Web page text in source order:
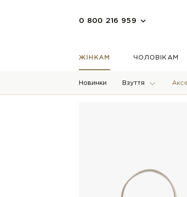
0 800 216 959
ЖІНКАМ ЧОЛОВІКАМ
Новинки Взуття